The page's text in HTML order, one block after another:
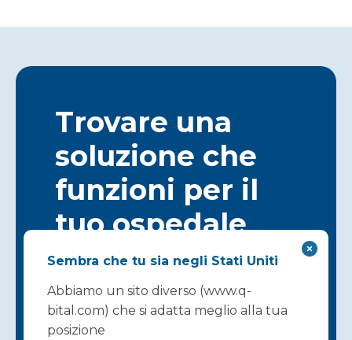
Trovare una
soluzione che
funzioni per il
tuo ospedale
potrebbe
iniziare da qui...
Sembra che tu sia negli Stati Uniti
Abbiamo un sito diverso (www.q-
bital.com) che si adatta meglio alla tua
posizione